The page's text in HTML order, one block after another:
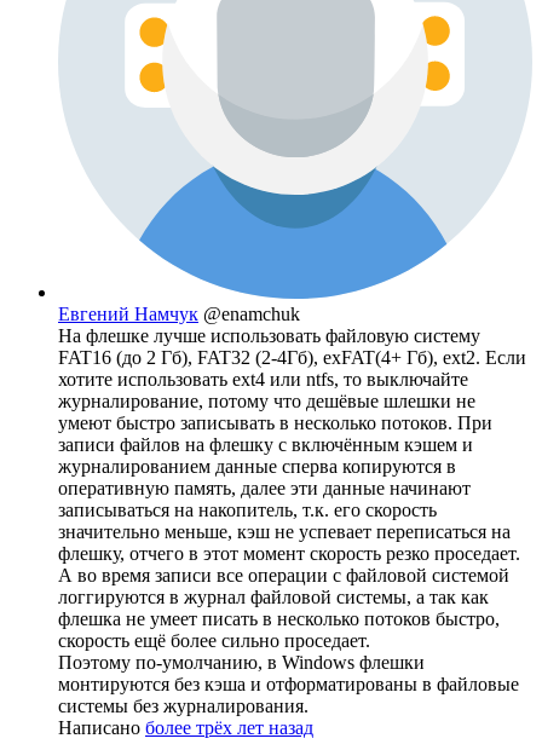
Евгений Намчук @enamchuk
На флешке лучше использовать файловую систему
FAT16 (до 2 Гб), FAT32 (2-4Гб), exFAT(4+ Гб), ext2. Если
хотите использовать ext4 или ntfs, то выключайте
журналирование, потому что дешёвые шлешки не
умеют быстро записывать в несколько потоков. При
записи файлов на флешку с включённым кэшем и
журналированием данные сперва копируются в
оперативную память, далее эти данные начинают
записываться на накопитель, т.к. его скорость
значительно меньше, кэш не успевает переписаться на
флешку, отчего в этот момент скорость резко проседает.
А во время записи все операции с файловой системой
логгируются в журнал файловой системы, а так как
флешка не умеет писать в несколько потоков быстро,
скорость ещё более сильно проседает.
Поэтому по-умолчанию, в Windows флешки
монтируются без кэша и отформатированы в файловые
системы без журналирования.
Написано более трёх лет назад